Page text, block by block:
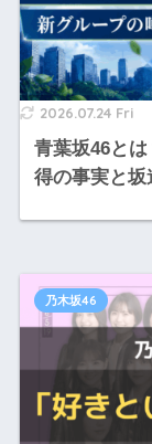
2026.07.24 Fri
青葉坂46と
得の事実と
乃木坂46